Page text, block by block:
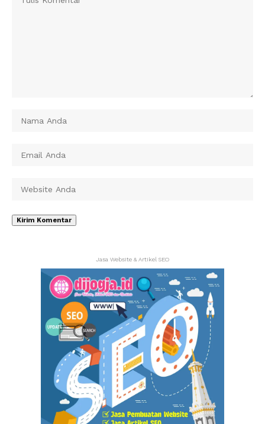
Jasa Website & Artikel SEO